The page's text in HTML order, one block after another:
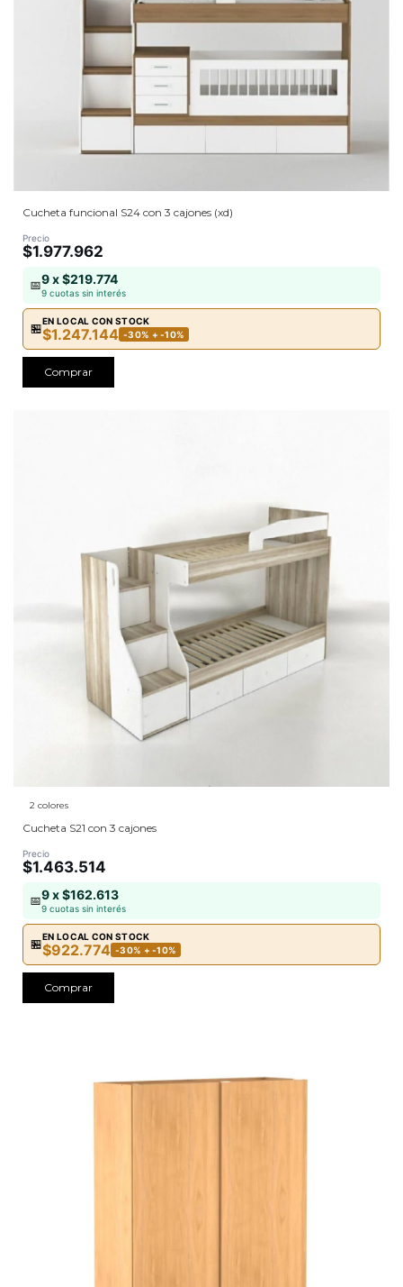
Cucheta funcional S24 con 3 cajones (xd)
Precio
$1.977.962
📅9 x $219.774
9 cuotas sin interés
🏪
EN LOCAL CON STOCK
$1.247.144 -30% + -10%
Comprar
2 colores
Cucheta S21 con 3 cajones
Precio
$1.463.514
📅9 x $162.613
9 cuotas sin interés
🏪
EN LOCAL CON STOCK
$922.774 -30% + -10%
Comprar